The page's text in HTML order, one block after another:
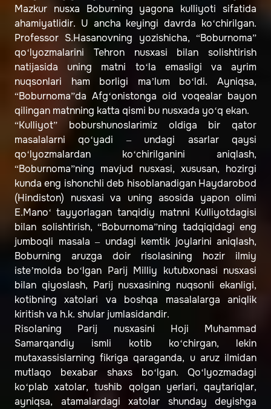
Mazkur nusxa Boburning yagona kulliyoti sifatida
ahamiyatlidir. U ancha keyingi davrda ko‘chirilgan.
Professor S.Hasanovning yozishicha, “Boburnoma”
qo‘lyozmalarini Tehron nusxasi bilan solishtirish
natijasida uning matni to‘la emasligi va ayrim
nuqsonlari ham borligi ma’lum bo‘ldi. Ayniqsa,
“Boburnoma”da Afg‘onistonga oid voqealar bayon
qilingan matnning katta qismi bu nusxada yo‘q ekan.
“Kulliyot” boburshunoslarimiz oldiga bir qator
masalalarni qo‘yadi – undagi asarlar qaysi
qo‘lyozmalardan ko‘chirilganini aniqlash,
“Boburnoma”ning mavjud nusxasi, xususan, hozirgi
kunda eng ishonchli deb hisoblanadigan Haydarobod
(Hindiston) nusxasi va uning asosida yapon olimi
E.Mano‘ tayyorlagan tanqidiy matnni Kulliyotdagisi
bilan solishtirish, “Boburnoma”ning tadqiqidagi eng
jumboqli masala – undagi kemtik joylarini aniqlash,
Boburning aruzga doir risolasining hozir ilmiy
iste’molda bo‘lgan Parij Milliy kutubxonasi nusxasi
bilan qiyoslash, Parij nusxasining nuqsonli ekanligi,
kotibning xatolari va boshqa masalalarga aniqlik
kiritish va h.k. shular jumlasidandir.
Risolaning Parij nusxasini Hoji Muhammad
Samarqandiy ismli kotib ko‘chirgan, lekin
mutaxassislarning fikriga qaraganda, u aruz ilmidan
mutlaqo bexabar shaxs bo‘lgan. Qo‘lyozmadagi
ko‘plab xatolar, tushib qolgan yerlari, qaytariqlar,
ayniqsa, atamalardagi xatolar shunday deyishga